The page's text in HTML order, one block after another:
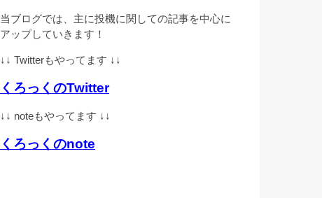
当ブログでは、主に投機に関しての記事を中心に
アップしていきます！
↓↓ Twitterもやってます ↓↓
くろっくのTwitter
↓↓ noteもやってます ↓↓
くろっくのnote